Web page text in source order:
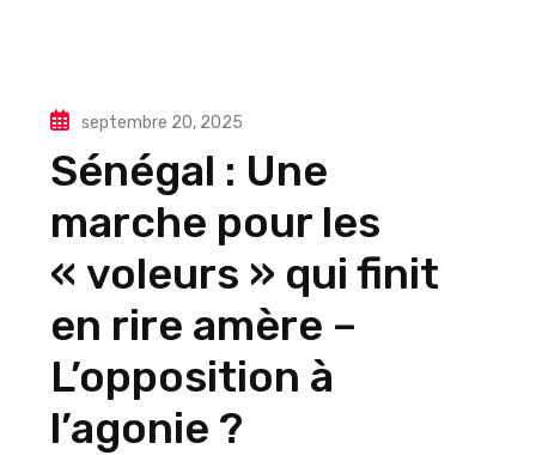
septembre 20, 2025
Sénégal : Une
marche pour les
« voleurs » qui finit
en rire amère –
L’opposition à
l’agonie ?